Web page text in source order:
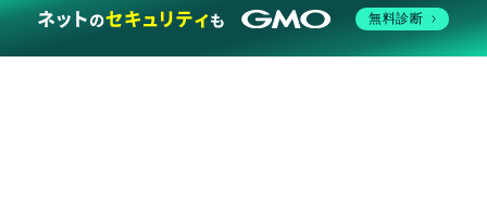
無料診断